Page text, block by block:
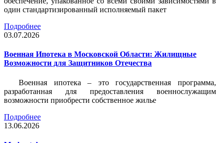
один стандартизированный исполняемый пакет
Подробнее
03.07.2026
Военная Ипотека в Московской Области: Жилищные
Возможности для Защитников Отечества
Военная ипотека – это государственная программа,
разработанная для предоставления военнослужащим
возможности приобрести собственное жилье
Подробнее
13.06.2026